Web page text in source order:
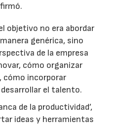
objetivo no era abordar
genérica, sino
de la empresa
cómo organizar
cómo incorporar
el talento.
de la productividad’,
ideas y herramientas